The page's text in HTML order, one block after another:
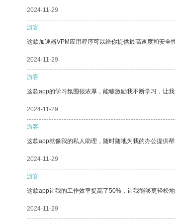
2024-11-29
游客
这款加速器VPM应用程序可以给你提供最高速度和安全
2024-11-29
游客
这款app的学习氛围很浓厚，能够激励我不断学习，让我
2024-11-29
游客
这款app就像我的私人助理，随时随地为我的办公提供帮
2024-11-29
游客
这款app让我的工作效率提高了50%，让我能够更轻松
2024-11-29